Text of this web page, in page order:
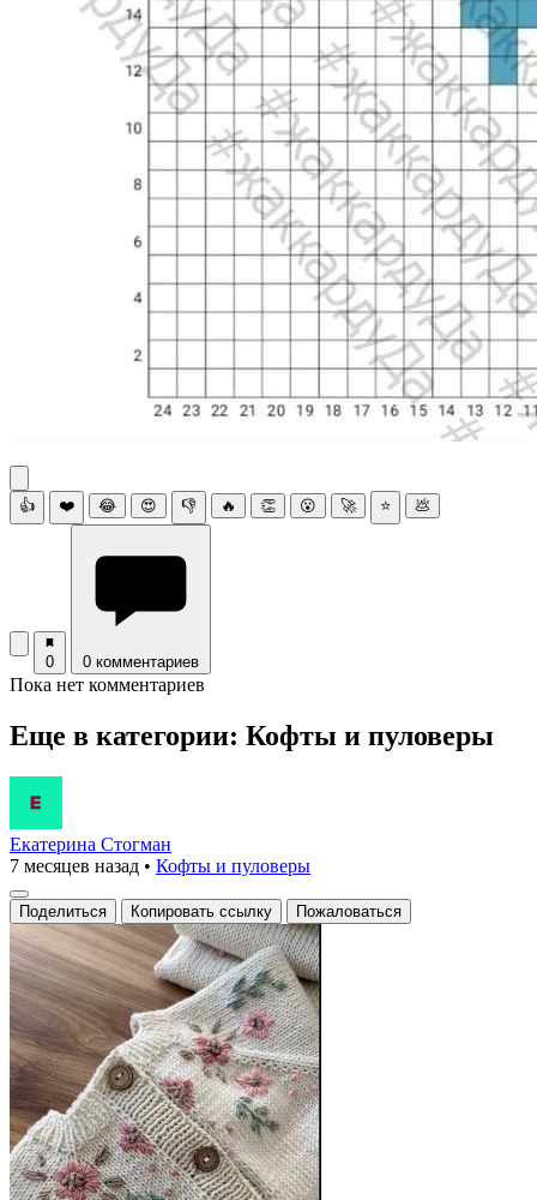
👍 ❤️ 😂 😍 👎 🔥 👏 😮 🚀 ⭐ 💩
0 0 комментариев
Пока нет комментариев
Еще в категории: Кофты и пуловеры
Екатерина Стогман
7 месяцев назад • Кофты и пуловеры
Поделиться Копировать ссылку Пожаловаться